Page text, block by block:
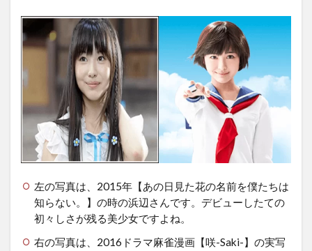
左の写真は、2015年【あの日見た花の名前を僕たちは
知らない。】の時の浜辺さんです。デビューしたての
初々しさが残る美少女ですよね。
右の写真は、2016ドラマ麻雀漫画【咲-Saki-】の実写